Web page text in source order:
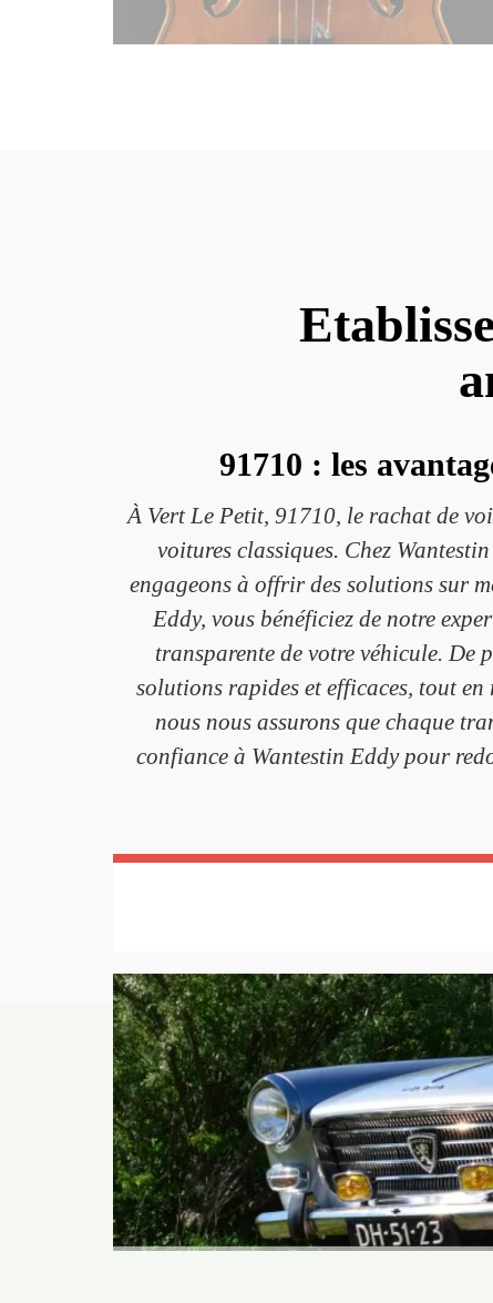
91710 : les
À Vert Le Petit, 91710, le rachat de
voitures classiques. Chez
engageons à offrir des solutions sur
Eddy, vous bénéficiez de notre
transparente de votre véhicule. De
solutions rapides et efficaces, tout
nous nous assurons que chaque
confiance à Wantestin Eddy pour